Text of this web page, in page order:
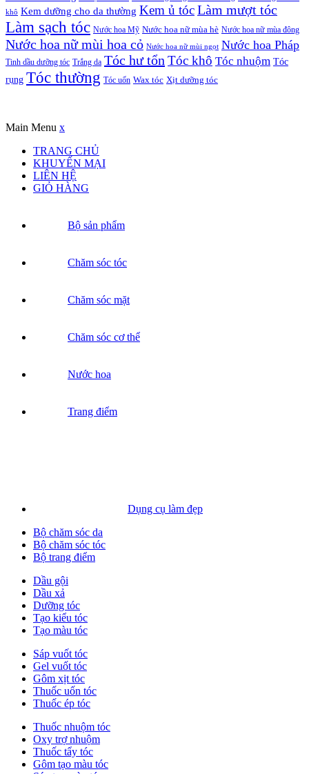
khô Kem dưỡng cho da thường Kem ủ tócLàm mượt tóc
Làm sạch tóc Nước hoa Mỹ Nước hoa nữ mùa hè Nước hoa nữ mùa đông
Nước hoa nữ mùi hoa cỏ Nước hoa nữ mùi ngọt Nước hoa Pháp
Tinh dầu dưỡng tóc Trắng da Tóc hư tổn Tóc khô Tóc nhuộm Tóc
rụng Tóc thường Tóc uốn Wax tóc Xịt dưỡng tóc
Main Menu x
TRANG CHỦ
KHUYẾN MẠI
LIÊN HỆ
GIỎ HÀNG
Bộ sản phẩm
Chăm sóc tóc
Chăm sóc mặt
Chăm sóc cơ thể
Nước hoa
Trang điểm
Dụng cụ làm đẹp
Bộ chăm sóc da
Bộ chăm sóc tóc
Bộ trang điểm
Dầu gội
Dầu xả
Dưỡng tóc
Tạo kiểu tóc
Tạo màu tóc
Sáp vuốt tóc
Gel vuốt tóc
Gôm xịt tóc
Thuốc uốn tóc
Thuốc ép tóc
Thuốc nhuộm tóc
Oxy trợ nhuộm
Thuốc tẩy tóc
Gôm tạo màu tóc